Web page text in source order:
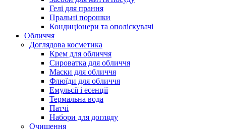
Гелі для прання
Пральні порошки
Кондиціонери та ополіскувачі
Обличчя
Доглядова косметика
Крем для обличчя
Сироватка для обличчя
Маски для обличчя
Флюїди для обличчя
Емульсії і есенції
Термальна вода
Патчі
Набори для догляду
Очищення